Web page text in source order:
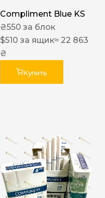
Compliment Blue KS
₴550 за блок
$510 за ящик≈ 22 863
₴
Купить